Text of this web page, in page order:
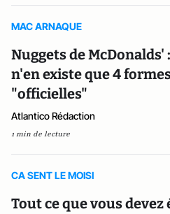
MAC ARNAQUE
Nuggets de McDonalds'
n'en existe que 4
"officielles"
Atlantico Rédaction
1 min de lecture
CA SENT LE MOISI
Tout ce que vous devez